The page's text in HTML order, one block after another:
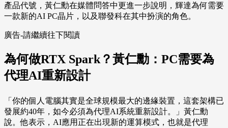
產品代號，黃仁勳在媒體問答中更進一步說明，輝達為何需要
一款新的AI PC晶片，以及聯發科在其中扮演的角色。
廣告-請繼續往下閱讀
為何做RTX Spark？黃仁勳：PC需要為
代理AI重新設計
「你的個人電腦其實是全球規模最大的邊緣裝置，這套架構已
發展約40年，如今必須為代理AI系統重新設計。」黃仁勳
說。他表示，AI應用正在出現新的運算模式，也就是代理